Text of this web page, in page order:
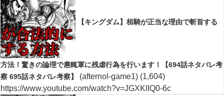
【キングダム】桓騎が正当な理由で斬首する
方法！驚きの論理で扈輒軍に残虐行為を行います！【694話ネタバレ考
察 695話ネタバレ考察】
(afternol-game1) (1,604)
https://www.youtube.com/watch?v=JGXKIIQ0-6c